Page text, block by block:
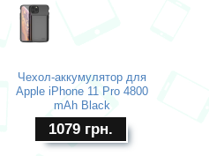
Чехол-аккумулятор для
Apple iPhone 11 Pro 4800
mAh Black
1079 грн.